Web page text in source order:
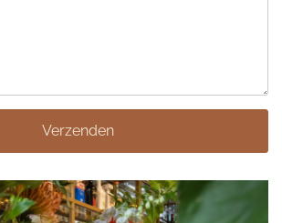
Verzenden